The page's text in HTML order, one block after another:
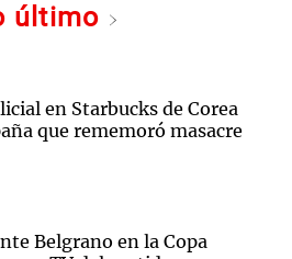
último
en Starbucks de Corea
que rememoró masacre
Belgrano en la Copa